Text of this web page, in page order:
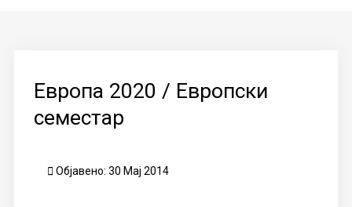
КОНТАКТ
Европа 2020 / Европски
семестар
Објавено: 30 Мај 2014